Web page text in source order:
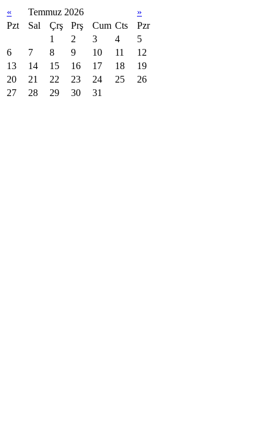
« Temmuz 2026
»
Pzt
Sal Çrş Prş Cum Cts
Pzr
1
2 3 4
5
6
7 8 9 10 11
12
13
14 15 16 17 18
19
20
21 22 23 24 25
26
27
28 29 30 31